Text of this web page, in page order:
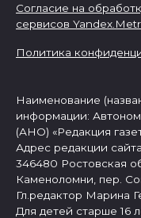
Согласие на
сервисов
Политика
Наименование
информации:
(АНО) «Редакция
Адрес редакции
346480 Ростовская
Каменоломни, пер.
Гл.редактор Марина
Для детей старше 16